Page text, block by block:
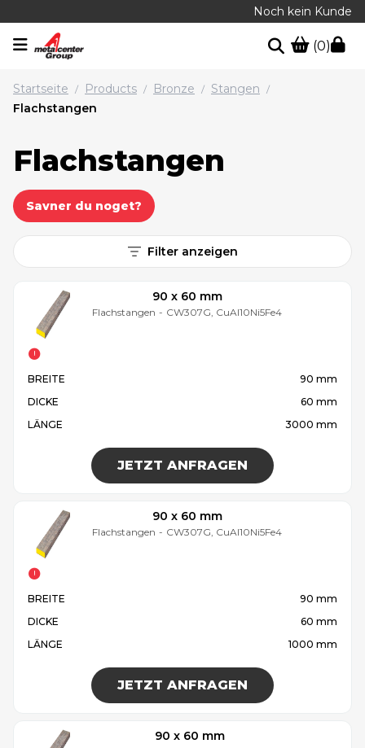
Noch kein Kunde
(0)
Startseite / Products / Bronze / Stangen /
Flachstangen
Flachstangen
Savner du noget?
Filter anzeigen
90 x 60 mm
Flachstangen - CW307G, CuAl10Ni5Fe4
BREITE
90 mm
DICKE
60 mm
LÄNGE
3000 mm
JETZT ANFRAGEN
90 x 60 mm
Flachstangen - CW307G, CuAl10Ni5Fe4
BREITE
90 mm
DICKE
60 mm
LÄNGE
1000 mm
JETZT ANFRAGEN
90 x 60 mm